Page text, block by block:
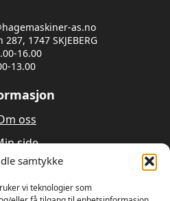
samtykke
vi teknologier som
as.no
1747 SKJEBERG
16.00
13.00
oss
side
Utleie